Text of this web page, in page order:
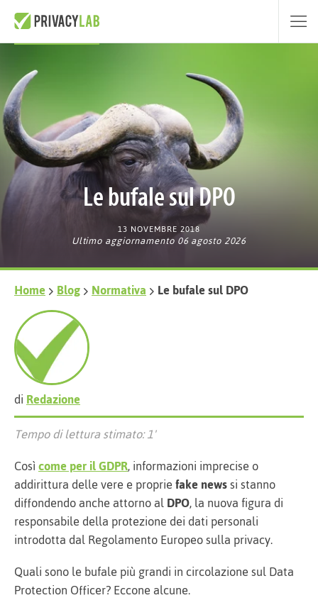
Le bufale sul DPO
13 NOVEMBRE 2018
Ultimo aggiornamento 06 agosto 2026
Home Blog Normativa Le bufale sul DPO
diRedazione
Tempo di lettura stimato: 1'
Cosìcome per il GDPR, informazioni imprecise o
addirittura delle vere e propriefake newssi stanno
diffondendo anche attorno alDPO, la nuova figura di
responsabile della protezione dei dati personali
introdotta dal Regolamento Europeo sulla privacy.
Quali sono le bufale più grandi in circolazione sul Data
Protection Officer? Eccone alcune.